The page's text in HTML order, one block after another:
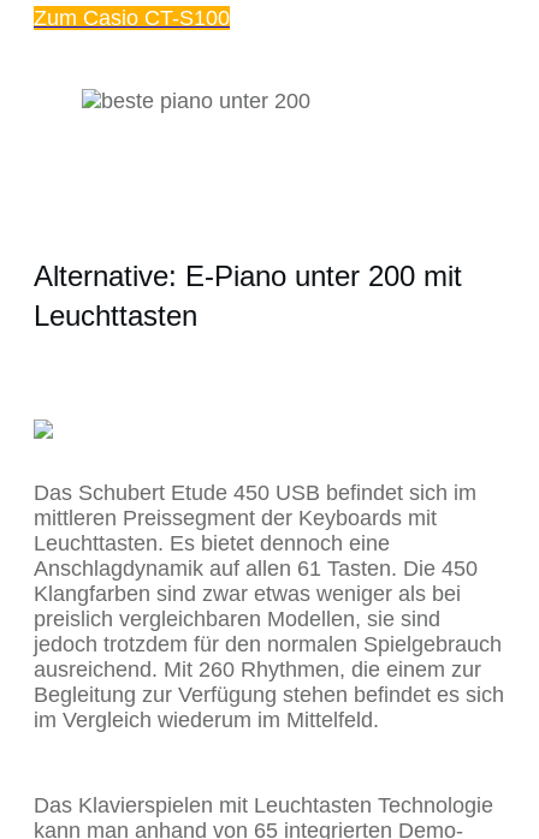
Zum Casio CT-S100
Alternative: E-Piano unter 200 mit
Leuchttasten
Das Schubert Etude 450 USB befindet sich im
mittleren Preissegment der Keyboards mit
Leuchttasten. Es bietet dennoch eine
Anschlagdynamik auf allen 61 Tasten. Die 450
Klangfarben sind zwar etwas weniger als bei
preislich vergleichbaren Modellen, sie sind
jedoch trotzdem für den normalen Spielgebrauch
ausreichend. Mit 260 Rhythmen, die einem zur
Begleitung zur Verfügung stehen befindet es sich
im Vergleich wiederum im Mittelfeld.
Das Klavierspielen mit Leuchtasten Technologie
kann man anhand von 65 integrierten Demo-